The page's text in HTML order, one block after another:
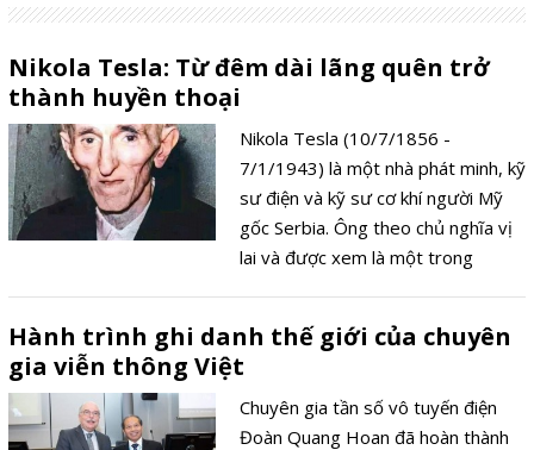
xuyên suốt năm 2025.
Nikola Tesla: Từ đêm dài lãng quên trở
thành huyền thoại
Nikola Tesla (10/7/1856 -
7/1/1943) là một nhà phát minh, kỹ
sư điện và kỹ sư cơ khí người Mỹ
gốc Serbia. Ông theo chủ nghĩa vị
lai và được xem là một trong
các thiết kế của ông - khoảng 300
trong số đó được cấp bằng sáng
chế - đều hướng tới tương lai và đó
là lý do mọi người gọi ông là "nhà
Hành trình ghi danh thế giới của chuyên
gia viễn thông Việt
Chuyên gia tần số vô tuyến điện
Đoàn Quang Hoan đã hoàn thành